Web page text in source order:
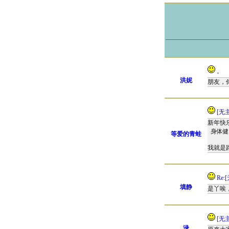
洪妮
。
朋友，
等爱的青蛙
[无
新年快
身体健
我就是
填静
Re:[
是丫唉
[无